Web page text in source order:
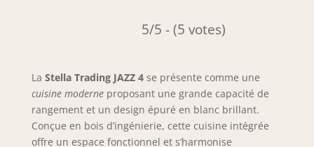
5/5 - (5 votes)
La Stella Trading JAZZ 4se présente comme une
cuisine moderneproposant une grande capacité de
rangement et un design épuré en blanc brillant.
Conçue en bois d’ingénierie, cette cuisine intégrée
offre un espace fonctionnel et s’harmonise